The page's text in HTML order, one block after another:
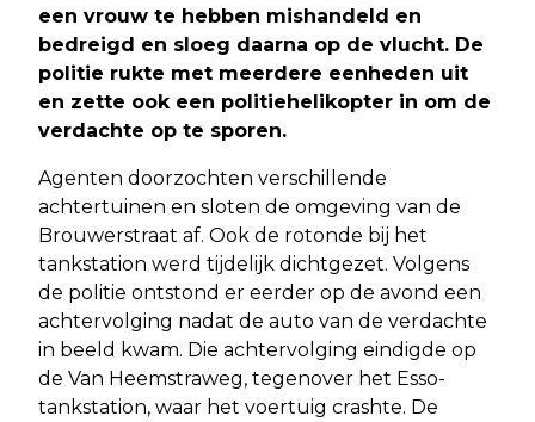
een vrouw te hebben mishandeld en
bedreigd en sloeg daarna op de vlucht. De
politie rukte met meerdere eenheden uit
en zette ook een politiehelikopter in om de
verdachte op te sporen.
Agenten doorzochten verschillende
achtertuinen en sloten de omgeving van de
Brouwerstraat af. Ook de rotonde bij het
tankstation werd tijdelijk dichtgezet. Volgens
de politie ontstond er eerder op de avond een
achtervolging nadat de auto van de verdachte
in beeld kwam. Die achtervolging eindigde op
de Van Heemstraweg, tegenover het Esso-
tankstation, waar het voertuig crashte. De